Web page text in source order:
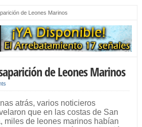
de Leones Marinos
de Leones Marinos
atrás, varios noticieros
que en las costas de San
miles de leones marinos habían